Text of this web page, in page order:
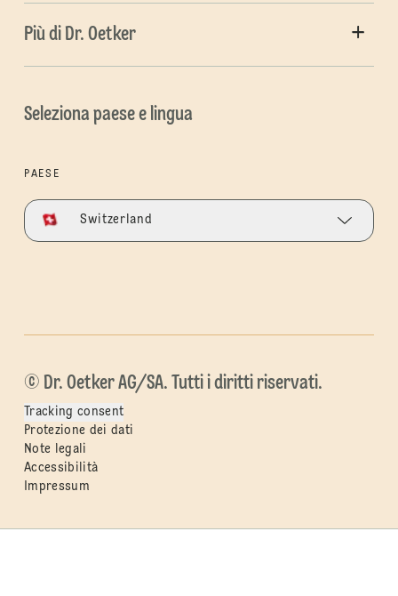
Più di Dr. Oetker
Seleziona paese e lingua
PAESE
Switzerland
© Dr. Oetker AG/SA. Tutti i diritti riservati.
Tracking consent
Protezione dei dati
Note legali
Accessibilità
Impressum